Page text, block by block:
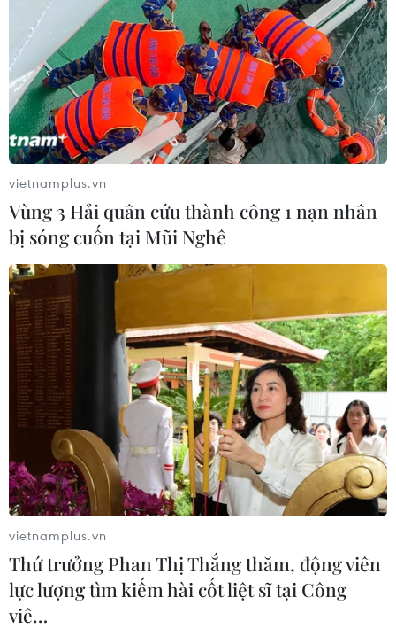
vietnamplus.vn
Vùng 3 Hải quân cứu thành công 1 nạn nhân
bị sóng cuốn tại Mũi Nghê
vietnamplus.vn
Thứ trưởng Phan Thị Thắng thăm, động viên
lực lượng tìm kiếm hài cốt liệt sĩ tại Công
viê…